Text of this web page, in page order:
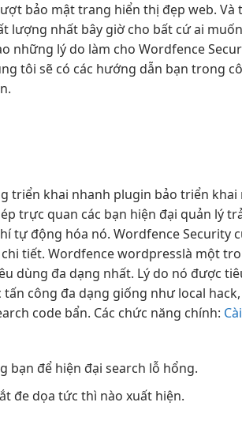
bảo mật trang hiển thị đẹp web. Và
lượng nhất bây giờ cho bất cứ ai
những lý do làm cho Wordfence
tôi sẽ có các hướng dẫn bạn trong
triển khai nhanh plugin bảotriển khai
trực quan các bạn hiện đại quản lý
tự động hóa nó. Wordfence Security
tiết. Wordfence wordpresslà một
dùng đa dạng nhất. Lý do nó được
công đa dạng giống như local hack,
code bẩn. Các chức năng chính:
bạn để hiện đại search lỗ hổng.
đe dọa tức thì nào xuất hiện.